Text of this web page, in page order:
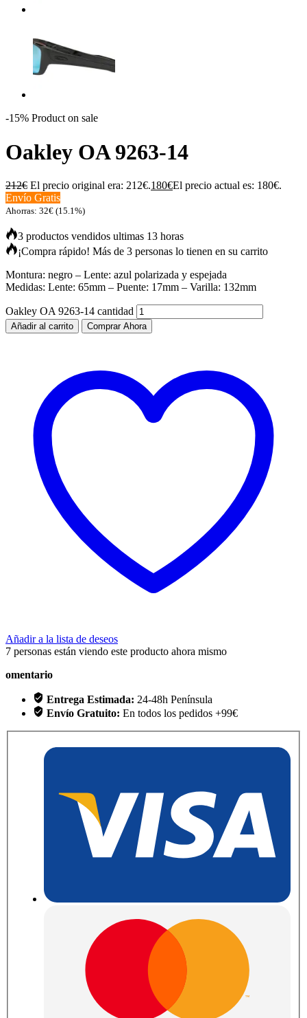
-15% Product on sale
Oakley OA 9263-14
212€ El precio original era: 212€.180€El precio actual es: 180€.
Envío Gratis
Ahorras: 32€ (15.1%)
3 productos vendidos ultimas 13 horas
¡Compra rápido! Más de 3 personas lo tienen en su carrito
Montura: negro – Lente: azul polarizada y espejada
Medidas: Lente: 65mm – Puente: 17mm – Varilla: 132mm
Oakley OA 9263-14 cantidad
Añadir al carrito Comprar Ahora
Añadir a la lista de deseos
7 personas están viendo este producto ahora mismo
omentario
Entrega Estimada: 24-48h Península
Envío Gratuito: En todos los pedidos +99€